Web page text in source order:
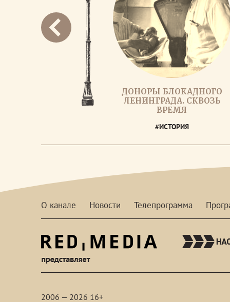
ДОНОРЫ БЛОКАДНОГО
ЛЕНИНГРАДА. СКВОЗЬ
ВРЕМЯ
#ИСТОРИЯ
О канале Новости Телепрограмма
2006 — 2026 16+